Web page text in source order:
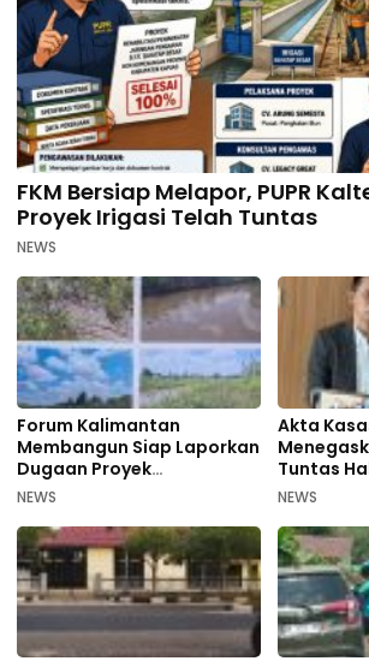
FKM Bersiap Melapor, PUPR
Proyek Irigasi Telah Tuntas
NEWS
Forum Kalimantan
Membangun Siap Laporkan
Dugaan Proyek
Bermasalah PUPR Kalteng
NEWS
Akta
Tuntas
NEWS